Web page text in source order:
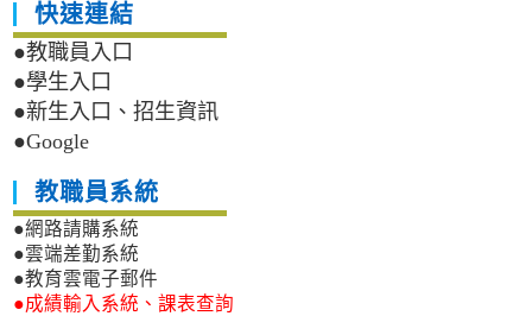
快速連結
●教職員入口
●學生入口
●新生入口、招生資訊
●Google
教職員系統
●網路請購系統
●雲端差勤系統
●教育雲電子郵件
●成績輸入系統、課表查詢